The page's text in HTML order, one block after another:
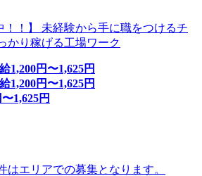
！！】 未経験から手に職をつけるチ
かり稼げる工場ワーク
1,200円〜1,625円
1,200円〜1,625円
〜1,625円
エリアでの募集となります。